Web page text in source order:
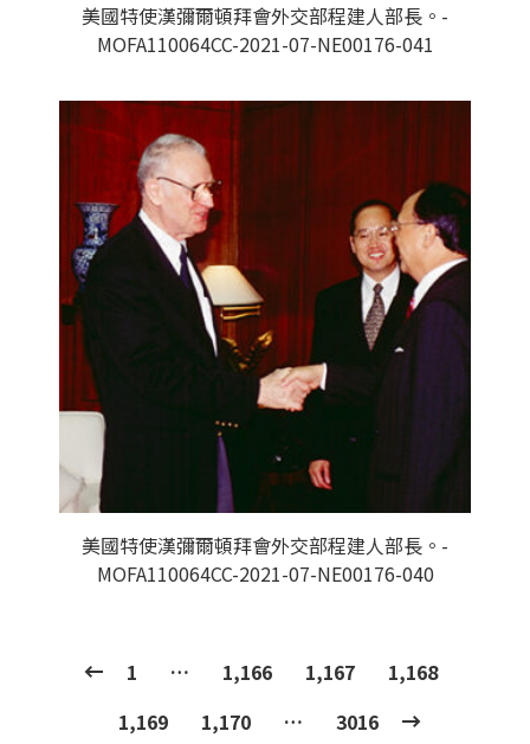
美國特使漢彌爾頓拜會外交部程建人部長。-
MOFA110064CC-2021-07-NE00176-041
美國特使漢彌爾頓拜會外交部程建人部長。-
MOFA110064CC-2021-07-NE00176-040
1 … 1,166 1,167
1,168
1,169
1,170 … 3016